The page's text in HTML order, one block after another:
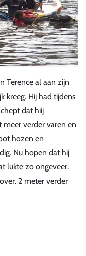
Terence al aan zijn
kreeg. Hij had tijdens
dat hiij
verder varen en
hozen en
Nu hopen dat hij
lukte zo ongeveer.
2 meter verder